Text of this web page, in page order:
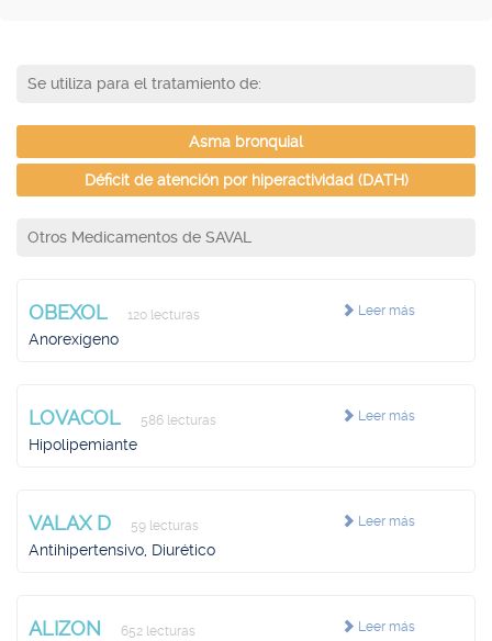
Se utiliza para el tratamiento de:
Asma bronquial
Déficit de atención por hiperactividad (DATH)
Otros Medicamentos de SAVAL
Leer más
OBEXOL 120 lecturas
Anorexígeno
Leer más
LOVACOL 586 lecturas
Hipolipemiante
Leer más
VALAX D 59 lecturas
Antihipertensivo, Diurético
Leer más
ALIZON 652 lecturas